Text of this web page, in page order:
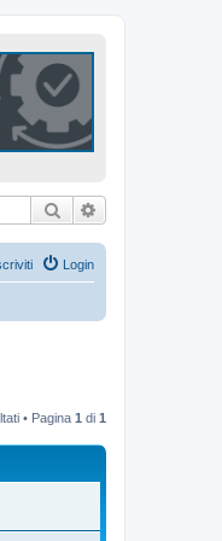
Cerca
Login
• Pagina 1 di 1